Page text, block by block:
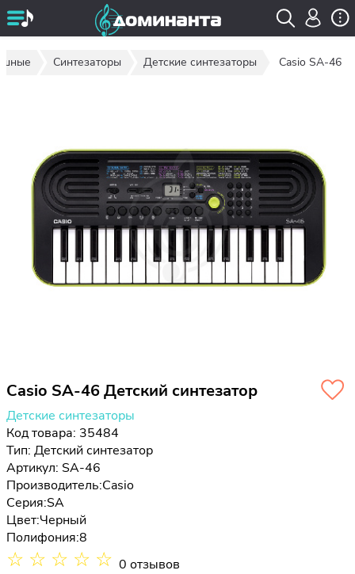
Синтезаторы Детские синтезаторы Casio SA-46
Casio SA-46 Детский синтезатор
Детские синтезаторы
Код товара: 35484
Тип: Детский синтезатор
Артикул: SA-46
Производитель:Casio
Серия:SA
Цвет:Черный
Полифония:8
☆ ☆ ☆ ☆ ☆ 0 отзывов